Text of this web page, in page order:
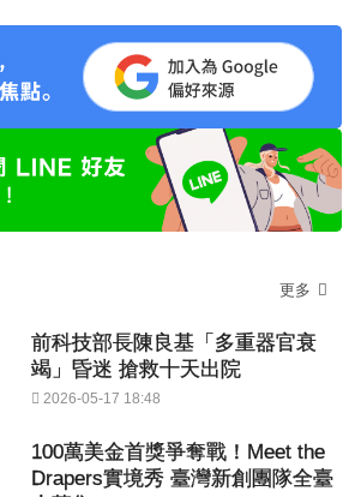
更多
前科技部長陳良基「多重器官衰
竭」昏迷 搶救十天出院
2026-05-17 18:48
100萬美金首獎爭奪戰！Meet the
Drapers實境秀 臺灣新創團隊全臺